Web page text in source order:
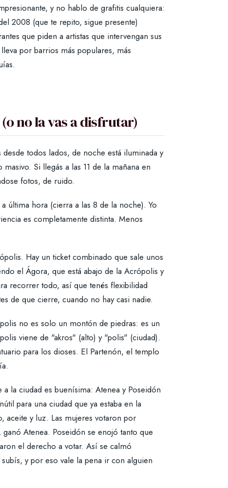
y no hablo de grafitis cualquiera:
2008 (que te repito, sigue presente)
que piden a artistas que intervengan sus
por barrios más populares, más
no la vas a disfrutar)
todos lados, de noche está iluminada y
Si llegás a las 11 de la mañana en
fotos, de ruido.
última hora (cierra a las 8 de la noche). Yo
es completamente distinta. Menos
Hay un ticket combinado que sale unos
el Ágora, que está abajo de la Acrópolis y
recorrer todo, así que tenés flexibilidad
de que cierre, cuando no hay casi nadie.
no es solo un montón de piedras: es un
viene de "akros" (alto) y "polis" (ciudad).
para los dioses. El Partenón, el templo
la ciudad es buenísima: Atenea y Poseidón
para una ciudad que ya estaba en la
aceite y luz. Las mujeres votaron por
Atenea. Poseidón se enojó tanto que
el derecho a votar. Así se calmó
y por eso vale la pena ir con alguien